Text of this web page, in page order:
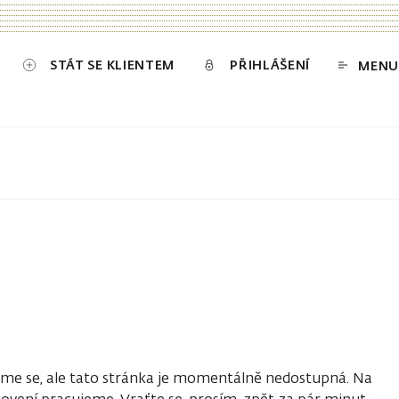
STÁT SE KLIENTEM PŘIHLÁŠENÍ MENU
se, ale tato stránka je momentálně nedostupná. Na